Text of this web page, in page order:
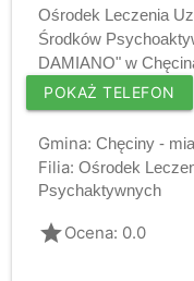
Ośrodek Leczenia
Środków
DAMIANO" w
POKAŻ TELEFON
Gmina: Chęciny -
Filia: Ośrodek
Psychaktywnych
gradeOcena: 0.0